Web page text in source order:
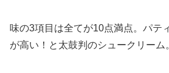
味の3項目は全てが10点満点。パテ
が高い！と太鼓判のシュークリーム